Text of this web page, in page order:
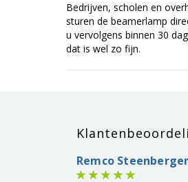
Bedrijven, scholen en
sturen de beamerlamp
u vervolgens binnen 30
dat is wel zo fijn.
Remco